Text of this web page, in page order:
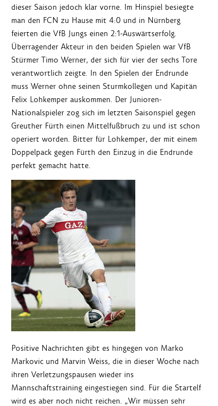
dieser Saison jedoch klar vorne. Im Hinspiel besiegte
man den FCN zu Hause mit 4:0 und in Nürnberg
feierten die VfB Jungs einen 2:1-Auswärtserfolg.
Überragender Akteur in den beiden Spielen war VfB
Stürmer Timo Werner, der sich für vier der sechs Tore
verantwortlich zeigte. In den Spielen der Endrunde
muss Werner ohne seinen Sturmkollegen und Kapitän
Felix Lohkemper auskommen. Der Junioren-
Nationalspieler zog sich im letzten Saisonspiel gegen
Greuther Fürth einen Mittelfußbruch zu und ist schon
operiert worden. Bitter für Lohkemper, der mit einem
Doppelpack gegen Fürth den Einzug in die Endrunde
perfekt gemacht hatte.
Positive Nachrichten gibt es hingegen von Marko
Markovic und Marvin Weiss, die in dieser Woche nach
ihren Verletzungspausen wieder ins
Mannschaftstraining eingestiegen sind. Für die Startelf
wird es aber noch nicht reichen. „Wir müssen sehr